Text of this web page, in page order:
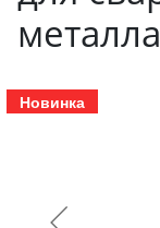
Новинка